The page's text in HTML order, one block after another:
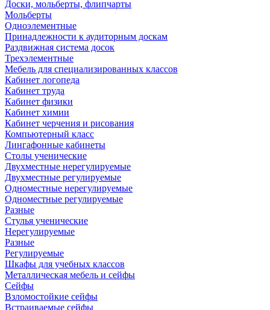
Доски, мольберты, флипчарты
Мольберты
Одноэлементные
Принадлежности к аудиторным доскам
Раздвижная система досок
Трехэлементные
Мебель для специализированных классов
Кабинет логопеда
Кабинет труда
Кабинет физики
Кабинет химии
Кабинет черчения и рисования
Компьютерный класс
Лингафонные кабинеты
Столы ученические
Двухместные нерегулируемые
Двухместные регулируемые
Одноместные нерегулируемые
Одноместные регулируемые
Разные
Стулья ученические
Нерегулируемые
Разные
Регулируемые
Шкафы для учебных классов
Металлическая мебель и сейфы
Сейфы
Взломостойкие сейфы
Встраиваемые сейфы